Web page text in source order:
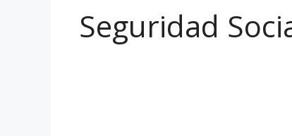
Seguridad